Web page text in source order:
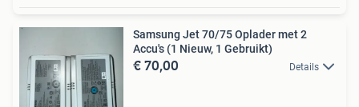
Samsung Jet 70/75 Oplader met 2
Accu's (1 Nieuw, 1 Gebruikt)
€ 70,00 Details